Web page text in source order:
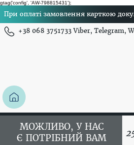
gtag('config', 'AW-798815431');
При оплаті замовлення карткою
+38 068 3751733 Viber, Telegram,
МОЖЛИВО, У НАС
Є ПОТРІБНИЙ ВАМ